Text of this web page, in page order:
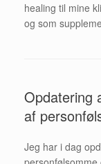
healing til mine
og som
Opdatering
af
Jeg har i dag